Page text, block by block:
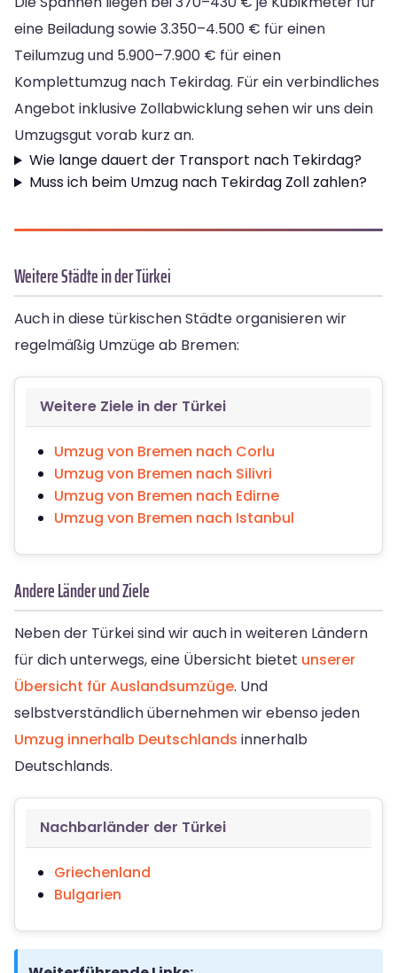
eine Beiladung sowie 3.350–4.500 € für einen
Teilumzug und 5.900–7.900 € für einen
Komplettumzug nach Tekirdag. Für ein verbindliches
Angebot inklusive Zollabwicklung sehen wir uns dein
Umzugsgut vorab kurz an.
Wie lange dauert der Transport nach Tekirdag?
Muss ich beim Umzug nach Tekirdag Zoll zahlen?
Weitere Städte in der Türkei
Auch in diese türkischen Städte organisieren wir
regelmäßig Umzüge ab Bremen:
Weitere Ziele in der Türkei
Umzug von Bremen nach Corlu
Umzug von Bremen nach Silivri
Umzug von Bremen nach Edirne
Umzug von Bremen nach Istanbul
Andere Länder und Ziele
Neben der Türkei sind wir auch in weiteren Ländern
für dich unterwegs, eine Übersicht bietet unserer
Übersicht für Auslandsumzüge. Und
selbstverständlich übernehmen wir ebenso jeden
Umzug innerhalb Deutschlands innerhalb
Deutschlands.
Nachbarländer der Türkei
Griechenland
Bulgarien